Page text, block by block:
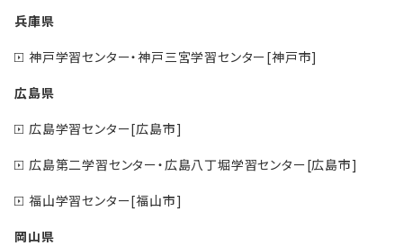
兵庫県
神戸学習センター・神戸三宮学習センター[神戸市]
広島県
広島学習センター[広島市]
広島第二学習センター・広島八丁堀学習センター[広島市]
福山学習センター[福山市]
岡山県